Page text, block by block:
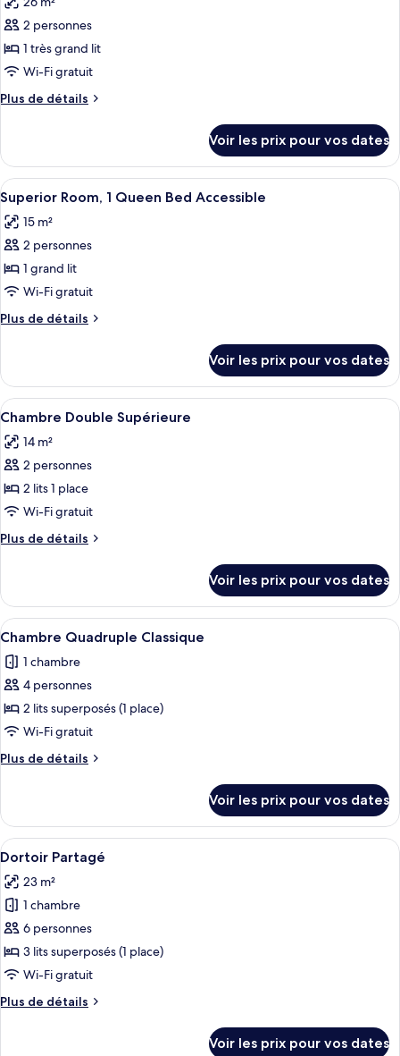
Chambre
Double,
lit
double
les
photos
pour
ce
type
de
Chambre
Exécutive,
1
très
grand
lit
2 personnes
1 très grand lit
Wi-Fi gratuit
Plus de détails
Plus
le
type
de
chambre
Chambre
Exécutive,
très
grand
Voir les prix pour vos dates
Afficher
toutes
les
photos
pour
ce
type
de
Superior
Room,
1
Queen
Bed
Accessible
Une chambre d’hôtel avec un
5
Superior Room, 1 Queen Bed Accessible
15 m²
2 personnes
1 grand lit
Wi-Fi gratuit
Plus de détails
Plus
le
type
de
Superior
Room,
Queen
Bed
Voir les prix pour vos dates
Afficher
toutes
les
photos
pour
ce
type
de
Chambre
Double
Supérieure
Une chambre d’hôtel avec deux
5
Chambre Double Supérieure
14 m²
2 personnes
2 lits 1 place
Wi-Fi gratuit
Plus de détails
Plus
le
type
de
Chambre
Double
Voir les prix pour vos dates
Afficher
toutes
les
photos
pour
ce
type
de
Chambre
Quadruple
Classique
Une chambre avec un lit superposé,
5
Chambre Quadruple Classique
1 chambre
4 personnes
2 lits superposés (1 place)
Wi-Fi gratuit
Plus de détails
Plus
le
type
de
Chambre
Quadruple
Classique
Voir les prix pour vos dates
Afficher
toutes
les
photos
pour
ce
type
chambre :
Une chambre d’étudiant compacte
5
Dortoir Partagé
23 m²
1 chambre
6 personnes
3 lits superposés (1 place)
Wi-Fi gratuit
Plus de détails
Plus
Voir les prix pour vos dates